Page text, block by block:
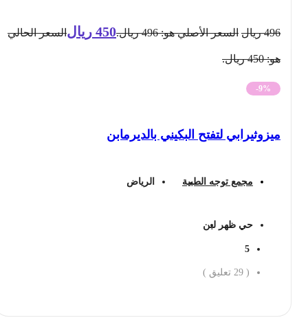
ريال السعر الأصلي هو: 496 ريال. 450 ريال السعر الحالي
-9%
ميزوثيرابي لتفتح البكيني بالديرمابن
مجمع توجه الطبية الرياض
حي ظهر لبن
29 تعليق )